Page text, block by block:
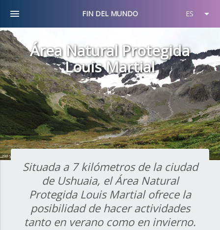
FIN DEL MUNDO
menu ES arrow_drop_down
Área Natural Protegida
Louis Martial
Situada a 7 kilómetros de la ciudad
de Ushuaia, el Área Natural
Protegida Louis Martial ofrece la
posibilidad de hacer actividades
tanto en verano como en invierno.